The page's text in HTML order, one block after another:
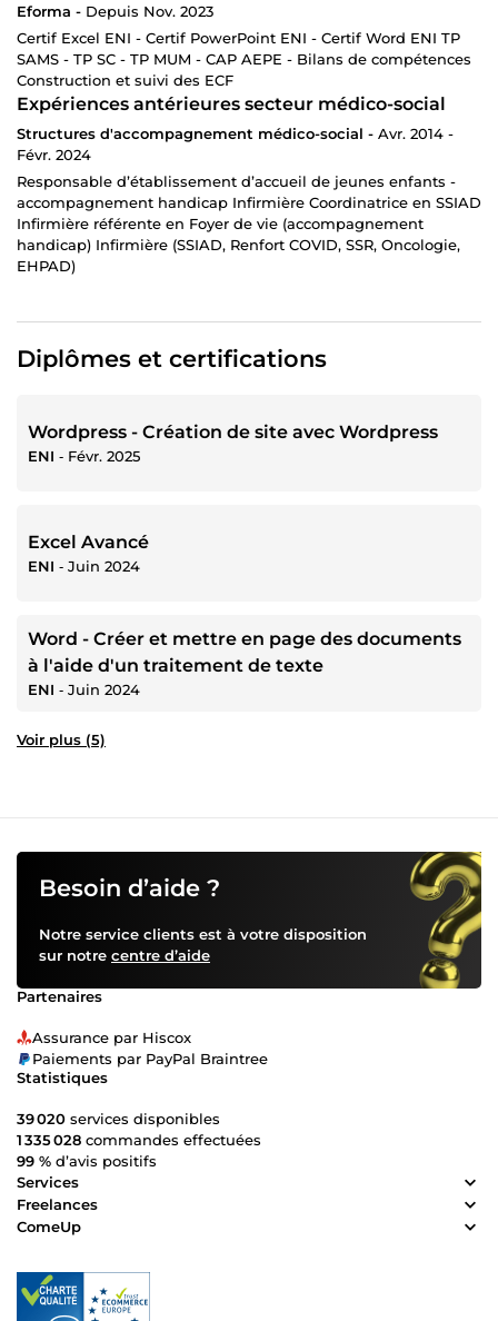
Eforma - Depuis Nov. 2023
Certif Excel ENI - Certif PowerPoint ENI - Certif Word ENI TP
SAMS - TP SC - TP MUM - CAP AEPE - Bilans de compétences
Construction et suivi des ECF
Expériences antérieures secteur médico-social
Structures d'accompagnement médico-social - Avr. 2014 -
Févr. 2024
Responsable d’établissement d’accueil de jeunes enfants -
accompagnement handicap Infirmière Coordinatrice en SSIAD
Infirmière référente en Foyer de vie (accompagnement
handicap) Infirmière (SSIAD, Renfort COVID, SSR, Oncologie,
EHPAD)
Diplômes et certifications
Wordpress - Création de site avec Wordpress
ENI ‐ Févr. 2025
Excel Avancé
ENI ‐ Juin 2024
Word - Créer et mettre en page des documents
à l'aide d'un traitement de texte
ENI ‐ Juin 2024
Voir plus (5)
Besoin d’aide ?
Notre service clients est à votre disposition
sur notre centre d’aide
Partenaires
Assurance par Hiscox
Paiements par PayPal Braintree
Statistiques
39 020 services disponibles
1 335 028 commandes effectuées
99 % d’avis positifs
Services
Freelances
ComeUp